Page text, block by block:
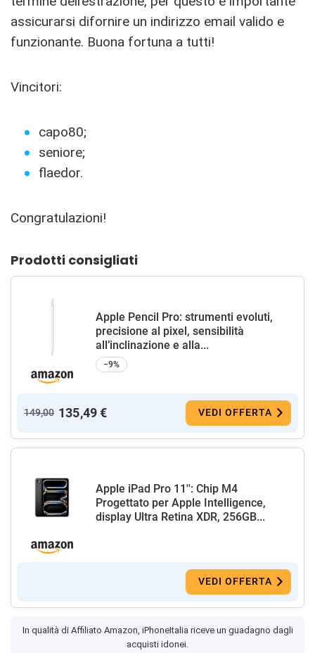
assicurarsi difornire un indirizzo email valido e
funzionante. Buona fortuna a tutti!
Vincitori:
capo80;
seniore;
flaedor.
Congratulazioni!
Prodotti consigliati
Apple Pencil Pro: strumenti evoluti,
precisione al pixel, sensibilità
all’inclinazione e alla...
−9%
149,00 135,49 € VEDI OFFERTA
Apple iPad Pro 11'': Chip M4
Progettato per Apple Intelligence,
display Ultra Retina XDR, 256GB...
VEDI OFFERTA
In qualità di Affiliato Amazon, iPhoneItalia riceve un guadagno dagli
acquisti idonei.